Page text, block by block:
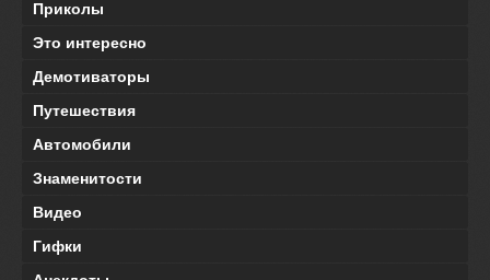
Приколы
Это интересно
Демотиваторы
Путешествия
Автомобили
Знаменитости
Видео
Гифки